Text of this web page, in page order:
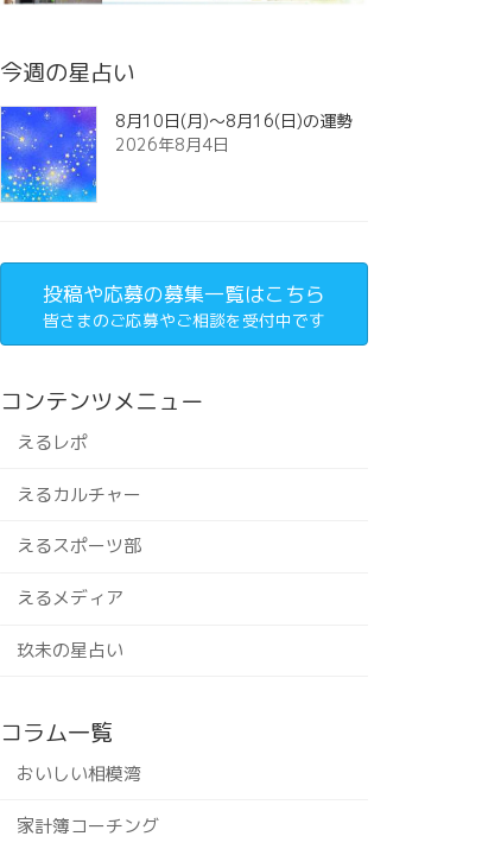
今週の星占い
8月10日(月)～8月16(日)の運勢
2026年8月4日
投稿や応募の募集一覧はこちら
皆さまのご応募やご相談を受付中です
コンテンツメニュー
えるレポ
えるカルチャー
えるスポーツ部
えるメディア
玖未の星占い
コラム一覧
おいしい相模湾
家計簿コーチング